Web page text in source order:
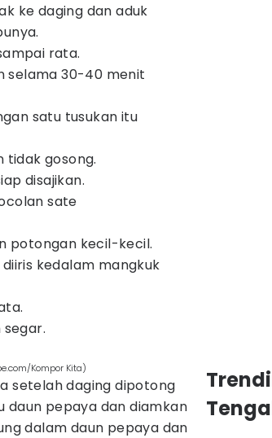
ke daging dan aduk
rata.
selama 30-40 menit
satu tusukan itu
tidak gosong.
disajikan.
sate
potongan kecil-kecil.
kedalam mangkuk
Kompor Kita)
setelah daging dipotong
pepaya dan diamkan
dalam daun pepaya dan